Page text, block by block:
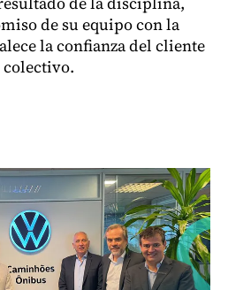
de su equipo con la
la confianza del cliente
colectivo.